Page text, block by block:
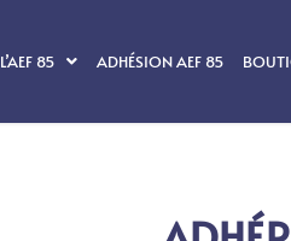
L’AEF 85 ADHÉSION AEF 85